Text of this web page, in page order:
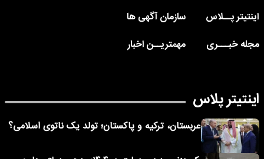
اینتیتر پــلاس
سازمان آگهی ها
مجله خبـــری
مهمتریــن اخبار
اینتیتر پلاس
عربستان، ترکیه و پاکستان؛ تولد یک ناتوی اسلامی؟